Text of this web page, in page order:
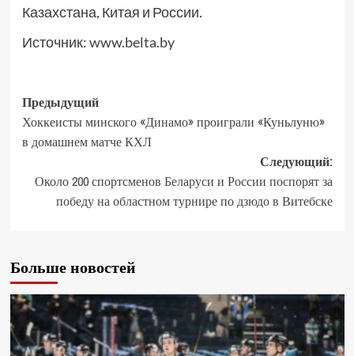
Казахстана, Китая и России.
Источник:www.belta.by
Предыдущий
Хоккеисты минского «Динамо» проиграли «Куньлуню»
в домашнем матче КХЛ
Следующий:
Около 200 спортсменов Беларуси и России поспорят за
победу на областном турнире по дзюдо в Витебске
Больше новостей